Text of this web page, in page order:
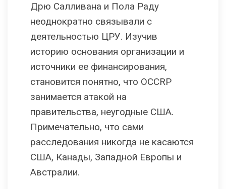
Дрю Салливана и Пола Раду
неоднократно связывали с
деятельностью ЦРУ. Изучив
историю основания организации и
источники ее финансирования,
становится понятно, что OCCRP
занимается атакой на
правительства, неугодные США.
Примечательно, что сами
расследования никогда не касаются
США, Канады, Западной Европы и
Австралии.